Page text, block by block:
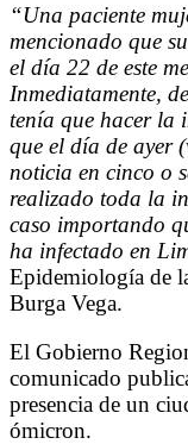
“Una paciente
mencionado que
el día 22 de este
Inmediatamente,
tenía que hacer la
que el día de ayer
noticia en cinco o
realizado toda la
caso importando
ha infectado en
Epidemiología de
Burga Vega.
El Gobierno
comunicado
presencia de un
ómicron.